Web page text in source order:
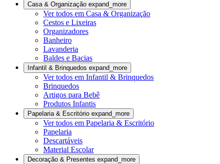
Casa & Organização expand_more
Ver todos em Casa & Organização
Cestos e Lixeiras
Organizadores
Banheiro
Lavanderia
Baldes e Bacias
Infantil & Brinquedos expand_more
Ver todos em Infantil & Brinquedos
Brinquedos
Artigos para Bebê
Produtos Infantis
Papelaria & Escritório expand_more
Ver todos em Papelaria & Escritório
Papelaria
Descartáveis
Material Escolar
Decoração & Presentes expand_more